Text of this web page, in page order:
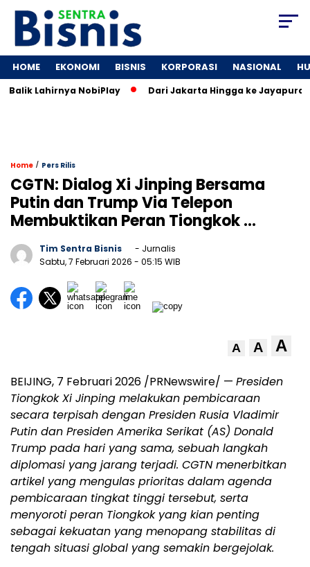
HOME EKONOMI BISNIS KORPORASI NASIONAL
Lahirnya NobiPlay Dari Jakarta Hingga ke Jayapura:
Home / Pers Rilis
CGTN: Dialog Xi Jinping Bersama
Putin dan Trump Via Telepon
Membuktikan Peran Tiongkok …
Tim Sentra Bisnis
- Jurnalis
Sabtu, 7 Februari 2026 - 05:15 WIB
A A A
BEIJING, 7 Februari 2026 /PRNewswire/ — Presiden
Tiongkok Xi Jinping melakukan pembicaraan
secara terpisah dengan Presiden Rusia Vladimir
Putin dan Presiden Amerika Serikat (AS) Donald
Trump pada hari yang sama, sebuah langkah
diplomasi yang jarang terjadi. CGTN menerbitkan
artikel yang mengulas prioritas dalam agenda
pembicaraan tingkat tinggi tersebut, serta
menyoroti peran Tiongkok yang kian penting
sebagai kekuatan yang menopang stabilitas di
tengah situasi global yang semakin bergejolak.